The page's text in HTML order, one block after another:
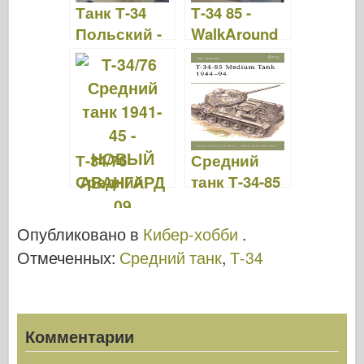
Танк Т-34
Польский -
WalkAround
Т-34 85 -
WalkAround
Т-34/76
Средний
танк 1941-45
- НОВЫЙ
АВАНГАРД
09
Средний
танк Т-34-85
НОВЫЙ
АВАНГАРД
20
Опубликовано в Кибер-хобби .
Отмеченных: Средний танк, Т-34
Комментарии